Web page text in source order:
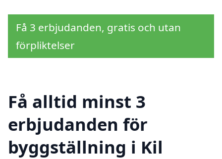
Få 3 erbjudanden, gratis och utan
förpliktelser
Få alltid minst 3
erbjudanden för
byggställning i Kil